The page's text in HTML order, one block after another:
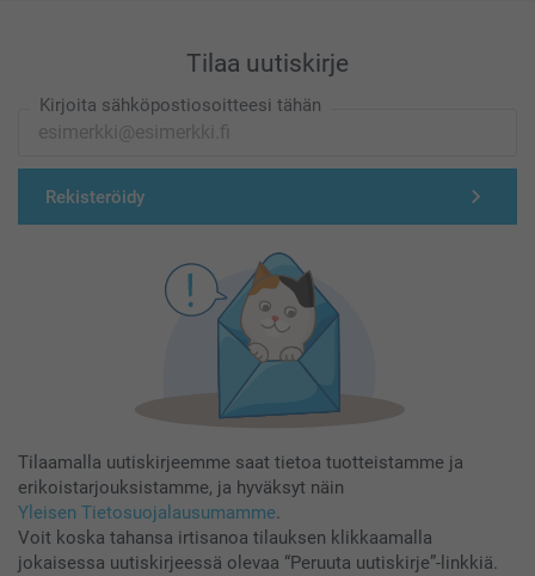
Tilaa uutiskirje
Kirjoita sähköpostiosoitteesi tähän
Rekisteröidy
Tilaamalla uutiskirjeemme saat tietoa tuotteistamme ja
erikoistarjouksistamme, ja hyväksyt näin
Yleisen Tietosuojalausumamme.
Voit koska tahansa irtisanoa tilauksen klikkaamalla
jokaisessa uutiskirjeessä olevaa “Peruuta uutiskirje”-linkkiä.